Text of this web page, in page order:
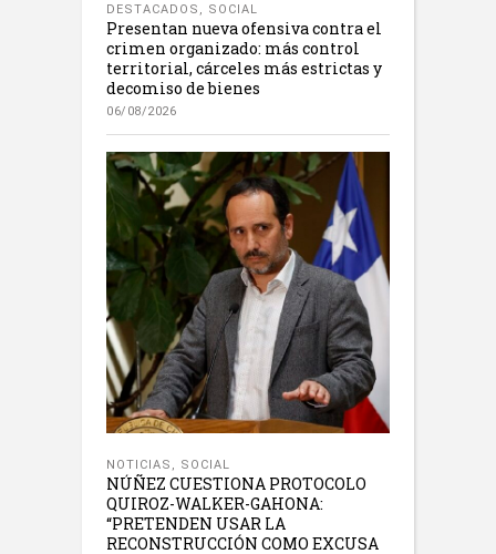
DESTACADOS , SOCIAL
Presentan nueva ofensiva contra el
crimen organizado: más control
territorial, cárceles más estrictas y
decomiso de bienes
06/08/2026
NOTICIAS , SOCIAL
NÚÑEZ CUESTIONA PROTOCOLO
QUIROZ-WALKER-GAHONA:
“PRETENDEN USAR LA
RECONSTRUCCIÓN COMO EXCUSA